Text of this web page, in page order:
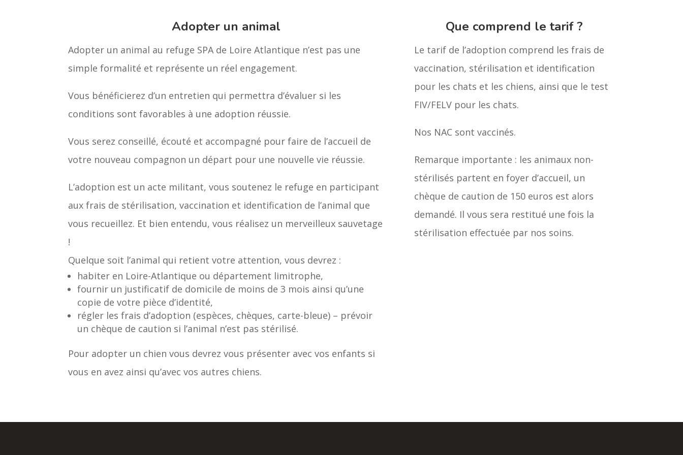
Adopter un animal
Adopter un animal au refuge SPA de Loire Atlantique n’est pas une
simple formalité et représente un réel engagement.
Vous bénéficierez d’un entretien qui permettra d’évaluer si les
conditions sont favorables à une adoption réussie.
Vous serez conseillé, écouté et accompagné pour faire de l’accueil de
votre nouveau compagnon un départ pour une nouvelle vie réussie.
L’adoption est un acte militant, vous soutenez le refuge en participant
aux frais de stérilisation, vaccination et identification de l’animal que
vous recueillez. Et bien entendu, vous réalisez un merveilleux sauvetage
!
Quelque soit l’animal qui retient votre attention, vous devrez :
habiter en Loire-Atlantique ou département limitrophe,
fournir un justificatif de domicile de moins de 3 mois ainsi qu’une
copie de votre pièce d’identité,
régler les frais d’adoption (espèces, chèques, carte-bleue) – prévoir
un chèque de caution si l’animal n’est pas stérilisé.
Pour adopter un chien vous devrez vous présenter avec vos enfants si
vous en avez ainsi qu’avec vos autres chiens.
Que comprend le tarif ?
Le tarif de l’adoption comprend les frais de
vaccination, stérilisation et identification
pour les chats et les chiens, ainsi que le test
FIV/FELV pour les chats.
Nos NAC sont vaccinés.
Remarque importante : les animaux non-
stérilisés partent en foyer d’accueil, un
chèque de caution de 150 euros est alors
demandé. Il vous sera restitué une fois la
stérilisation effectuée par nos soins.